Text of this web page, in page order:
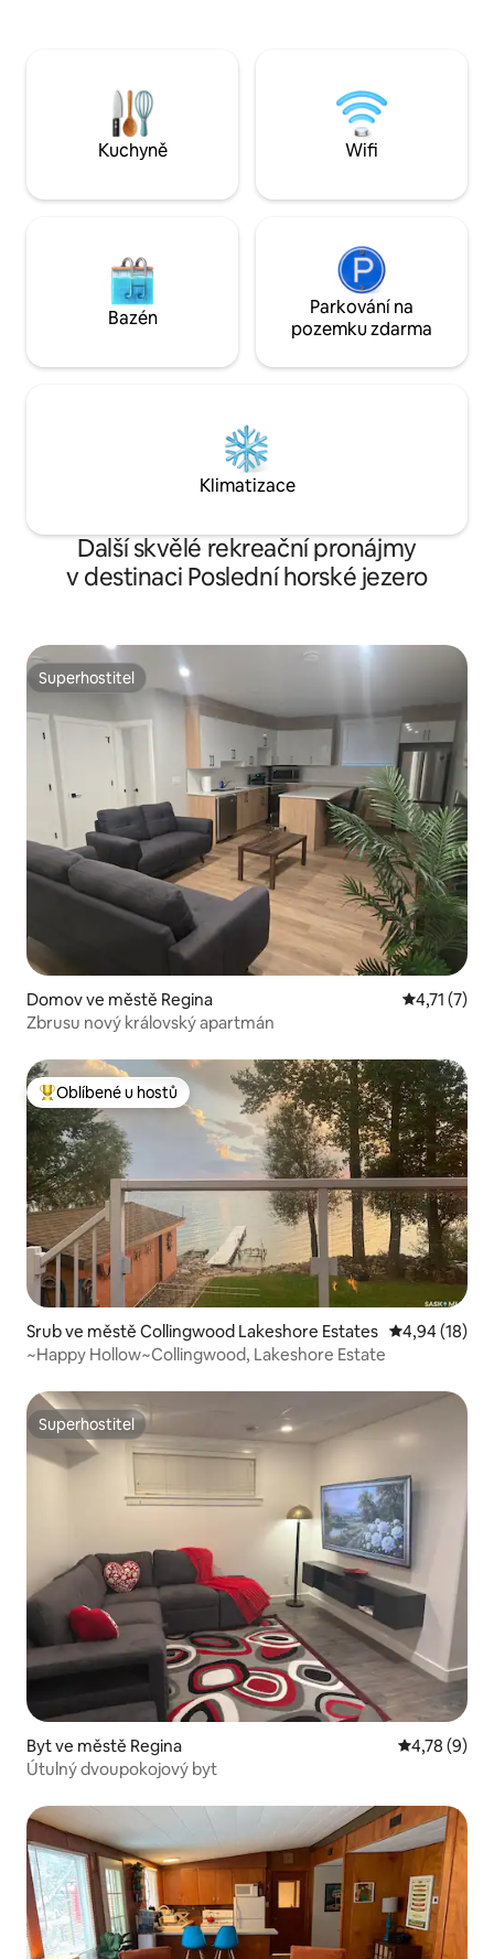
obloha pro pozorování hvězd a severní
polární záře.
klubovými
půjčovnou kol,
obchodem se
Kuchyně Wifi
Bazén
Parkování na
pozemku zdarma
Klimatizace
Další skvělé rekreační pronájmy
v destinaci Poslední horské jezero
Superhostitel
Superhostitel
Domov ve městě Regina Průměrné
4,71 (7)
Zbrusu nový královský apartmán
Nejlepší v kategorii Oblíbené u hostů
Oblíbené u hostů
Srub ve městě Collingwood Lakeshore Estates Průměrné
4,94 (18)
~Happy Hollow~Collingwood, Lakeshore Estate
Superhostitel
Superhostitel
Byt ve městě Regina Průměrné
4,78 (9)
Útulný dvoupokojový byt